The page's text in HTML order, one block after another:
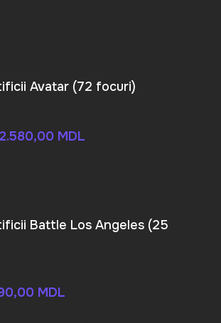
Avatar (72 focuri)
2.580,00 MDL
Battle Los Angeles (25
MDL